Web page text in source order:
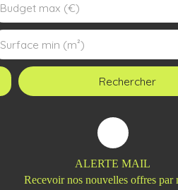
Budget max (€)
Surface min (m²)
Rechercher
ALERTE MAIL
Recevoir nos nouvelles offres par